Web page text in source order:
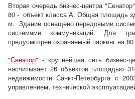
Вторая очередь бизнес-центра
80 - объект класса А. Общая площадь
м. Здание оснащено передовыми
системами коммуникаций. Для
предусмотрен охраняемый паркинг на
"Сенатор" - крупнейшая сеть бизнес-
насчитывает 26 объектов площадью
недвижимости Санкт-Петербурга с
управлением, технической